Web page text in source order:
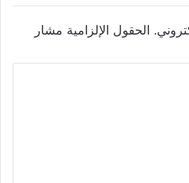
الحقول الإلزامية مشار